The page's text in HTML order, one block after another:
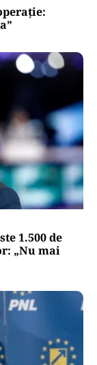
1.500 de
„Nu mai